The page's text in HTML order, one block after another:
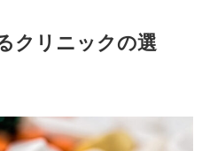
クリニックの選